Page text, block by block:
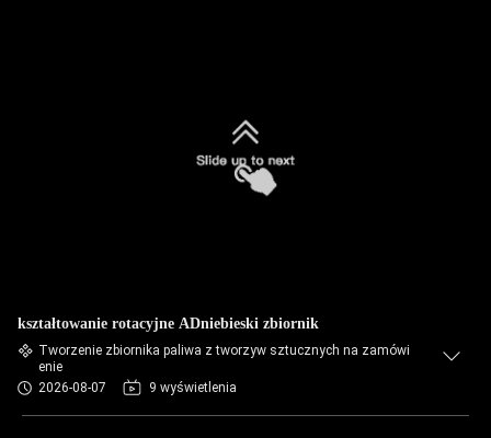
kształtowanie rotacyjne ADniebieski zbiornik
Tworzenie zbiornika paliwa z tworzyw sztucznych na zamówi
enie
2026-08-07
9 wyświetlenia